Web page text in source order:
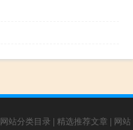
网站分类目录 | 精选推荐文章 | 网站